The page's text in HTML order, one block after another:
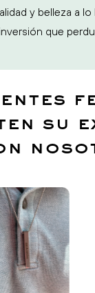
y belleza a
que
su